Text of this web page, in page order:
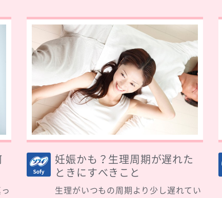
妊娠かも？生理周期が遅れた
ときにすべきこと
生理がいつもの周期より少し遅れてい